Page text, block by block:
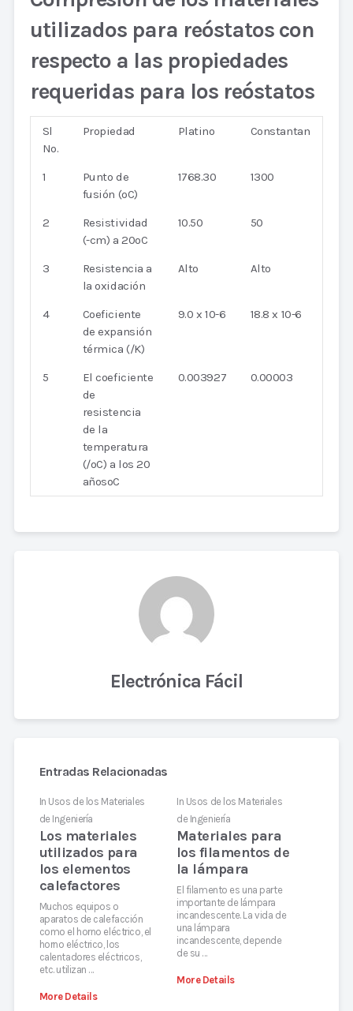
utilizados para reóstatos con
respecto a las propiedades
requeridas para los reóstatos
Sl
No.
Propiedad Platino Constantan
1
Punto de
fusión (oC)
1768.30 1300
2
Resistividad
(-cm) a 20oC
10.50 50
3
Resistencia a
la oxidación
Alto Alto
4
Coeficiente
de expansión
térmica (/K)
9.0 x 10-6 18.8 x 10-6
5
El coeficiente
de
resistencia
de la
temperatura
(/oC) a los 20
añosoC
0.003927 0.00003
Electrónica Fácil
Entradas Relacionadas
In Usos de los Materiales
de Ingeniería
Los materiales
utilizados para
los elementos
calefactores
Muchos equipos o
aparatos de calefacción
como el horno eléctrico, el
horno eléctrico, los
calentadores eléctricos,
etc. utilizan …
More Details
In Usos de los Materiales
de Ingeniería
Materiales para
los filamentos de
la lámpara
El filamento es una parte
importante de lámpara
incandescente. La vida de
una lámpara
incandescente, depende
de su …
More Details